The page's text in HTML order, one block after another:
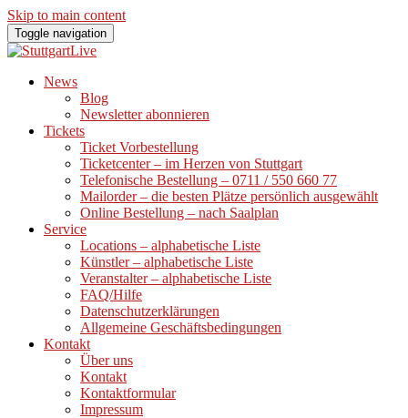
Skip to main content
Toggle navigation
News
Blog
Newsletter abonnieren
Tickets
Ticket Vorbestellung
Ticketcenter – im Herzen von Stuttgart
Telefonische Bestellung – 0711 / 550 660 77
Mailorder – die besten Plätze persönlich ausgewählt
Online Bestellung – nach Saalplan
Service
Locations – alphabetische Liste
Künstler – alphabetische Liste
Veranstalter – alphabetische Liste
FAQ/Hilfe
Datenschutzerklärungen
Allgemeine Geschäftsbedingungen
Kontakt
Über uns
Kontakt
Kontaktformular
Impressum